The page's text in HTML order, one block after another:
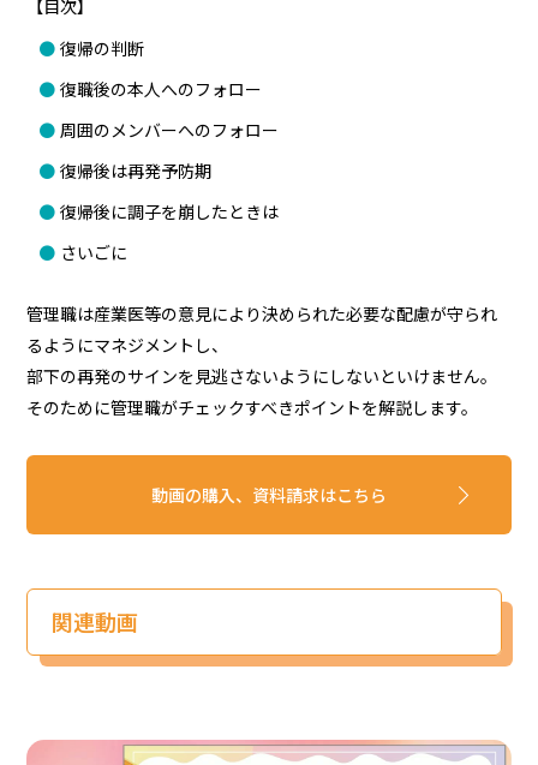
【目次】
復帰の判断
復職後の本人へのフォロー
周囲のメンバーへのフォロー
復帰後は再発予防期
復帰後に調子を崩したときは
さいごに
管理職は産業医等の意見により決められた必要な配慮が守られ
るようにマネジメントし、
部下の再発のサインを見逃さないようにしないといけません。
そのために管理職がチェックすべきポイントを解説します。
動画の購入、資料請求はこちら
関連動画